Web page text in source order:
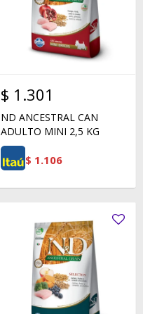
$ 1.301
ND ANCESTRAL CAN
ADULTO MINI 2,5 KG
$ 1.106